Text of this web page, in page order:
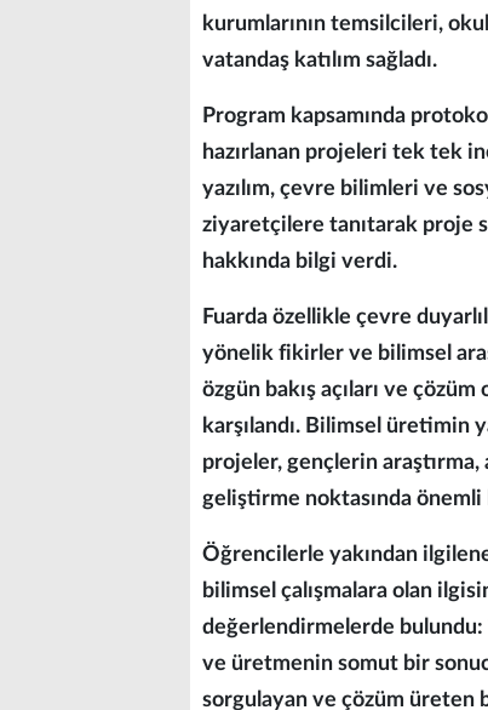
kurumlarının temsilcileri,
vatandaş katılım sağladı.
Program kapsamında
hazırlanan projeleri tek tek
yazılım, çevre bilimleri ve
ziyaretçilere tanıtarak proje
hakkında bilgi verdi.
Fuarda özellikle çevre
yönelik fikirler ve bilimsel
özgün bakış açıları ve
karşılandı. Bilimsel üretimin
projeler, gençlerin
geliştirme noktasında
Öğrencilerle yakından
bilimsel çalışmalara olan
değerlendirmelerde bulundu:
ve üretmenin somut bir
sorgulayan ve çözüm üreten